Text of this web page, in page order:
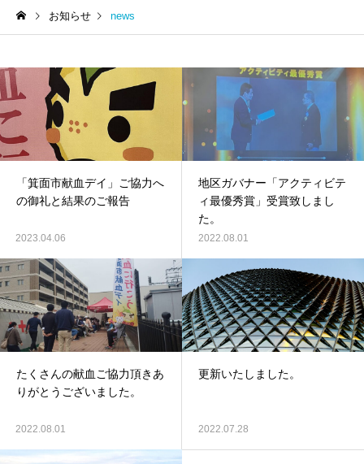
「箕面市献血デイ」ご協力
地区ガバナー「アクテ
した。
お知らせ news
「箕面市献血デイ」ご協力へ
の御礼と結果のご報告
2023.04.06
地区ガバナー「アクティビテ
ィ最優秀賞」受賞致しまし
た。
2022.08.01
たくさんの献血ご協力頂きあ
りがとうございました。
2022.08.01
更新いたしました。
2022.07.28